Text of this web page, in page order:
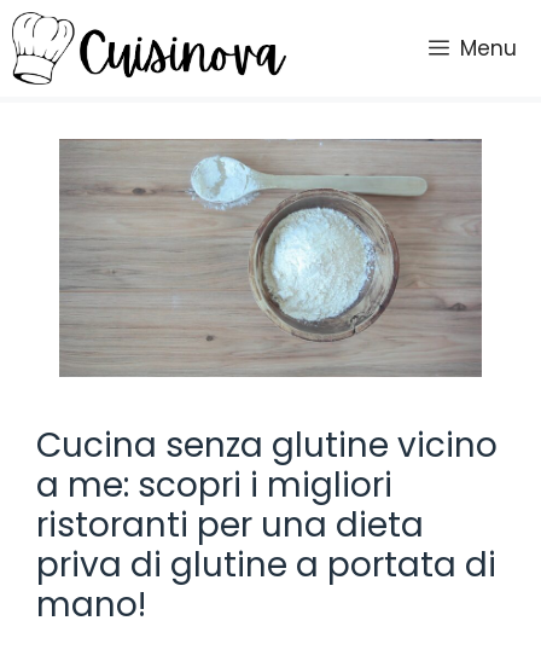
Vai
al
contenuto
Menu
Cucina senza glutine vicino
a me: scopri i migliori
ristoranti per una dieta
priva di glutine a portata di
mano!